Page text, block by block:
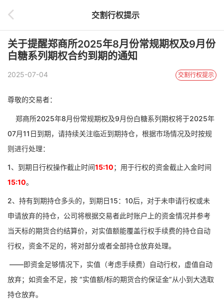
交割行权提示
关于提醒郑商所2025年8月份常规期权及9月份
白糖系列期权合约到期的通知
2025-07-04 交割行权提示
尊敬的交易者：
郑商所2025年8月份常规期权及9月份白糖系列期权将于2025年
07月11日到期，请持续关注临近到期持仓，根据市场情况及时按规
则进行处理：
1、到期日行权操作截止时间15:10；用于行权的资金截止入金时间
15:10。
2、持有到期持仓多头的，到期日15：10后，对于未申请行权或未
申请放弃的持仓， 公司将根据交易者此时账户上的资金情况并参考
当天标的期货合约结算价，对实值额能覆盖行权手续费的持仓自动
行权，资金不足的，将对部分或者全部持仓放弃处理。
——即资金足够情况下，实值（考虑手续费）自动行权，虚值自动
放弃；如资金不足，按 “实值额/标的期货合约保证金”从小到大选取
持仓放弃。